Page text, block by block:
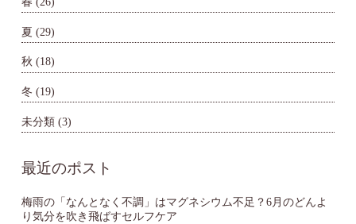
夏 (29)
秋 (18)
冬 (19)
未分類 (3)
最近のポスト
梅雨の「なんとなく不調」はマグネシウム不足？6月のどんよ
り気分を吹き飛ばすセルフケア